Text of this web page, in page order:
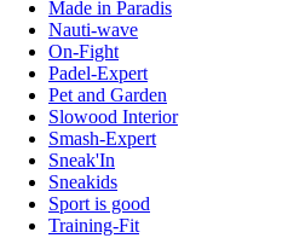
Made in Paradis
Nauti-wave
On-Fight
Padel-Expert
Pet and Garden
Slowood Interior
Smash-Expert
Sneak'In
Sneakids
Sport is good
Training-Fit